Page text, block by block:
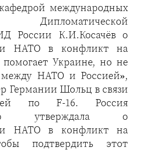
международных
Дипломатической
России К.И.Косачёв о
НАТО в конфликт на
Украине, но не
НАТО и Россией»,
Германии Шольц в связи
по F-16. Россия
утверждала о
НАТО в конфликт на
подтвердить этот